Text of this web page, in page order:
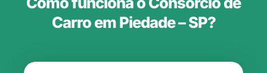
Carro em Piedade – SP?